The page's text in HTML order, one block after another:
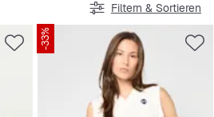
Filtern & Sortieren
-33%